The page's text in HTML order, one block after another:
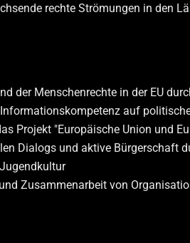
rechte Strömungen in den
der Menschenrechte in der EU
auf
Projekt "Europäische Union und
Dialogs und aktive Bürgerschaft
Zusammenarbeit von